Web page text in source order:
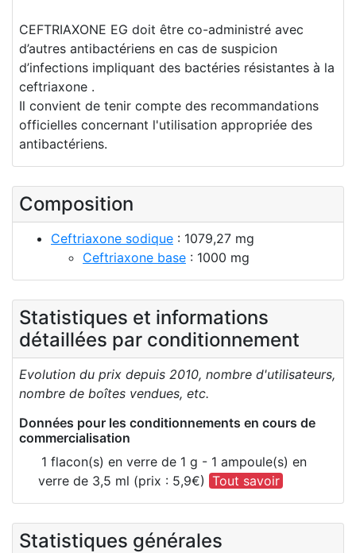
CEFTRIAXONE EG doit être co-administré avec
d’autres antibactériens en cas de suspicion
d’infections impliquant des bactéries résistantes à la
ceftriaxone .
Il convient de tenir compte des recommandations
officielles concernant l'utilisation appropriée des
antibactériens.
Composition
Ceftriaxone sodique : 1079,27 mg
Ceftriaxone base : 1000 mg
Statistiques et informations
détaillées par conditionnement
Evolution du prix depuis 2010, nombre d'utilisateurs,
nombre de boîtes vendues, etc.
Données pour les conditionnements en cours de
commercialisation
1 flacon(s) en verre de 1 g - 1 ampoule(s) en
verre de 3,5 ml (prix : 5,9€) Tout savoir
Statistiques générales